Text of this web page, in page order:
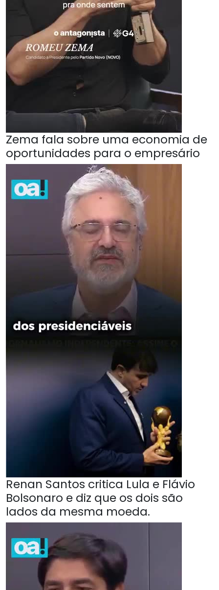
Zema fala sobre uma economia de
oportunidades para o empresário
Renan Santos critica Lula e Flávio
Bolsonaro e diz que os dois são
lados da mesma moeda.